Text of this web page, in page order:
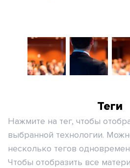
Теги
Нажмите на тег, чтобы
выбранной технологии.
несколько тегов
Чтобы отобразить все